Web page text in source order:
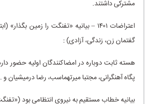
مشترکی داشتند.
اعتراضات ۱۴۰۱ – بیانیه «تفنگت را
گفتمان زن، زندگی، آزادی) :
هسته ثابت دوباره در امضاکنندگان اولیه حضور
پگاه آهنگرانی، مجتبا میرتهماسب، رضا درمیشیان و
بیانیه خطاب مستقیم به نیروی انتظامی بود